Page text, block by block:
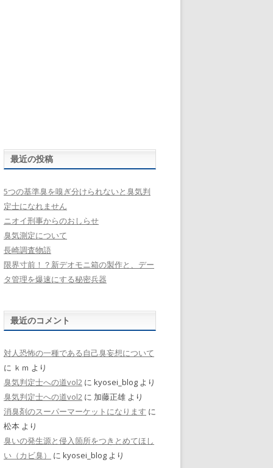
最近の投稿
5つの基準臭を嗅ぎ分けられないと臭気判
定士になれません
ニオイ刑事からのおしらせ
臭気測定について
長崎調査物語
限界寸前！？新デオモニ箱の製作と、デー
タ管理を爆速にする秘密兵器
最近のコメント
対人恐怖の一種である自己臭妄想について
に ｋｍ より
臭気判定士への道vol2 に kyosei_blog より
臭気判定士への道vol2 に 加藤正雄 より
消臭剤のスーパーマーケットになります に
松本 より
臭いの発生源と侵入箇所をつきとめてほし
い（カビ臭）
に kyosei_blog より